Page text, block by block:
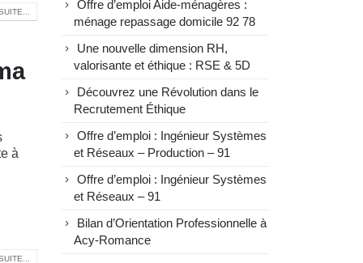
à
Offre d’emploi Aide-ménagères :
ménage repassage domicile 92 78
Une nouvelle dimension RH,
valorisante et éthique : RSE & 5D
Découvrez une Révolution dans le
Recrutement Éthique
Offre d’emploi : Ingénieur Systèmes
et Réseaux – Production – 91
Offre d’emploi : Ingénieur Systèmes
et Réseaux – 91
Bilan d’Orientation Professionnelle à
Acy-Romance